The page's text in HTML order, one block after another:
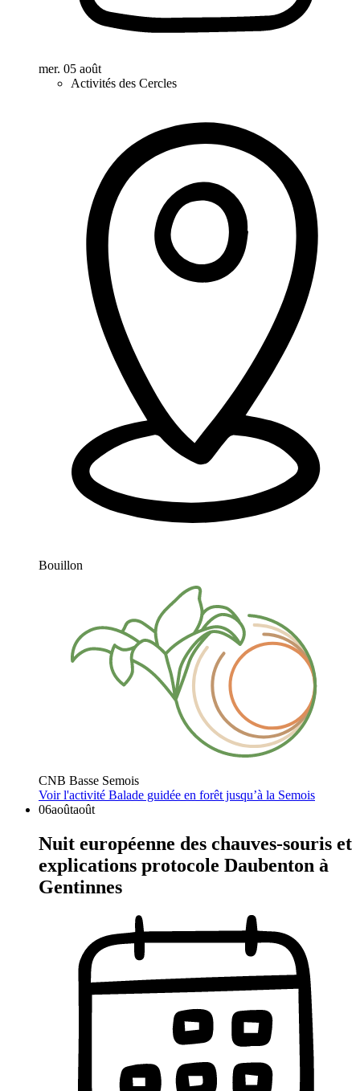
mer. 05 août
Activités des Cercles
Bouillon
CNB Basse Semois
Voir l'activité Balade guidée en forêt jusqu’à la Semois
06aoûtaoût
Nuit européenne des chauves-souris et
explications protocole Daubenton à
Gentinnes